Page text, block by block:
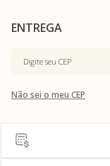
Não sei o meu CEP